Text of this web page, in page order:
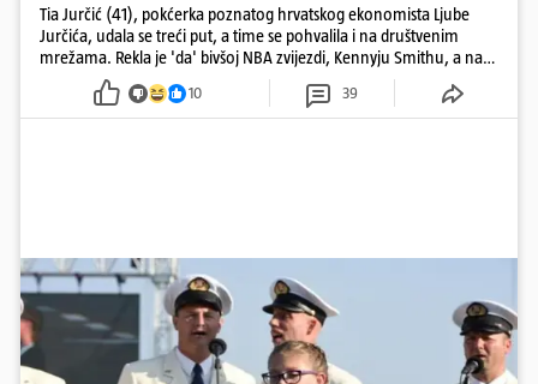
Tia Jurčić (41), pokćerka poznatog hrvatskog ekonomista Ljube
Jurčića, udala se treći put, a time se pohvalila i na društvenim
mrežama. Rekla je 'da' bivšoj NBA zvijezdi, Kennyju Smithu, a na
snimkama i fotografijama je pokazala vesele trenutke s vjenčanja
10 39